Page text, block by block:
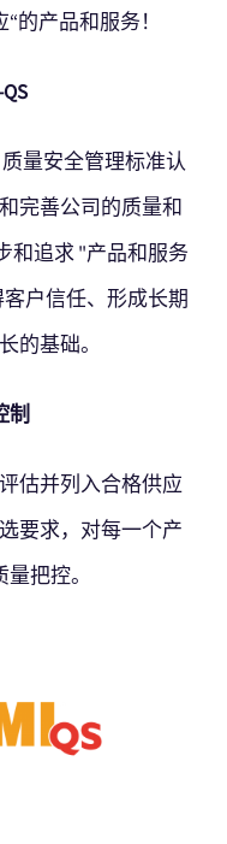
的产品和服务！
质量安全管理标准认
完善公司的质量和
和追求 "产品和服务
户信任、形成长期
的基础。
制
估并列入合格供应
要求，对每一个产
把控。